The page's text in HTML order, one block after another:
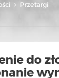
Przetargi
do